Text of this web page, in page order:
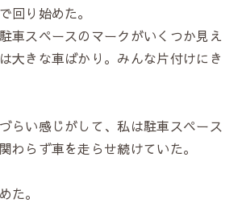
回り始めた。
車スペースのマークがいくつか見え
大きな車ばかり。みんな片付けにき
らい感じがして、私は駐車スペース
わらず車を走らせ続けていた。
た。